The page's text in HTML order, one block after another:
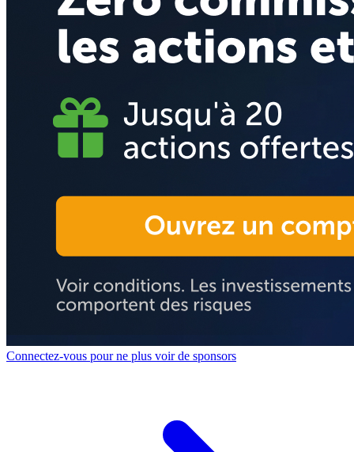
Connectez-vous pour ne plus voir de sponsors